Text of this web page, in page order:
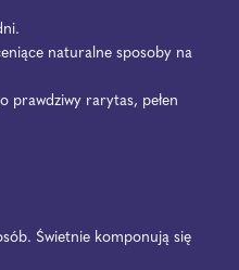
naturalne sposoby na
prawdziwy rarytas, pełen
Świetnie komponują się